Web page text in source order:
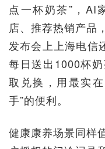
点一杯奶茶”，AI
店、推荐热销产品
发布会上上海电信
每日送出1000杯
取兑换，用最实
手”的便利。
健康康养场景同样